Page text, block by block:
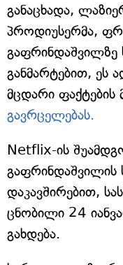
განაცხადა,
პროდიუსერმა,
გაფრინდაშვილზე
განმარტებით, ეს
მცდარი ფაქტების
გავრცელებას.
Netflix-ის
გაფრინდაშვილის
დაკავშირებით,
ცნობილი 24
გახდება.